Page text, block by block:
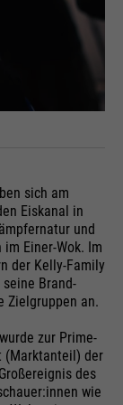
damit
zum
&
Wird jedes
von Google
Cookie
die von
Websites
sich am
Eiskanal in
und
Einer-Wok. Im
der Kelly-Family
Brand-
Zielgruppen an.
zur Prime-
(Marktanteil) der
des
wie